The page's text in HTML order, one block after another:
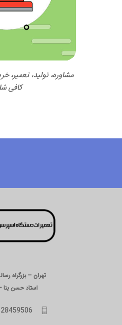
مشاوره، تولید، تعمیر،
کافی
تهران – بزرگراه
استاد حسن بنا